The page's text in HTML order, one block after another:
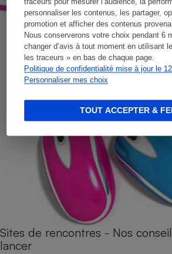
traceurs pour mesurer l’audience, la
personnaliser les contenus, les partager,
promotion et afficher des contenus
Nous conserverons votre choix pendant 6
changer d’avis à tout moment en utilisant
les traceurs » en bas de chaque page.
Politique de confidentialité mise à jour le
Personnaliser mes choix
TOUT ACCEPTER &
Sites de rencontres - Nos
lancer